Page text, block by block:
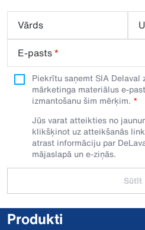
Vārds
E-pasts*
Piekrītu saņemt SIA Delaval
mārketinga materiālus e-
izmantošanu šim mērķim.
Jūs varat atteikties no
klikšķinot uz atteikšanās
atrast informāciju par
mājaslapā un e-ziņās.
Sūtīt
Produkti